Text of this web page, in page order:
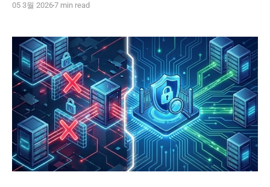
부에서 이동이 이어지고, 마지막 실행(암호화/삭제/유출)
의 마지막 편은 피앤피시큐어의 대응 전략으로 정리합니
다. PNPSECURE는 사람(ICA)–이동(Server
05 3월 20267 min read